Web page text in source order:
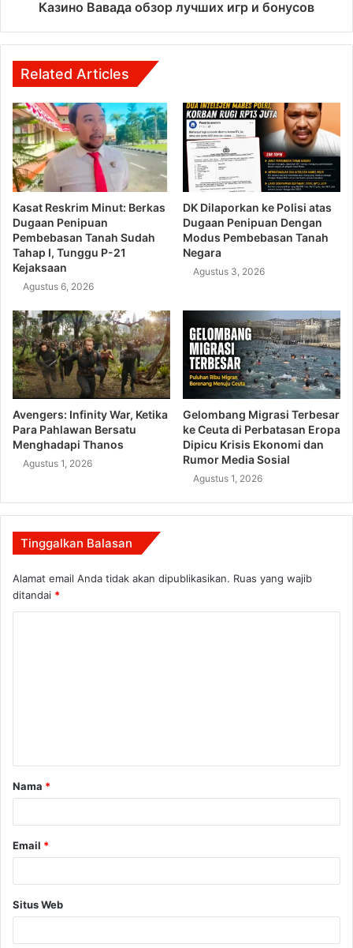
Казино Вавада обзор лучших игр и бонусов
Related Articles
Kasat Reskrim Minut: Berkas
Dugaan Penipuan
Pembebasan Tanah Sudah
Tahap I, Tunggu P-21
Kejaksaan
Agustus 6, 2026
DK Dilaporkan ke Polisi atas
Dugaan Penipuan Dengan
Modus Pembebasan Tanah
Negara
Agustus 3, 2026
Avengers: Infinity War, Ketika
Para Pahlawan Bersatu
Menghadapi Thanos
Agustus 1, 2026
Gelombang Migrasi Terbesar
ke Ceuta di Perbatasan Eropa
Dipicu Krisis Ekonomi dan
Rumor Media Sosial
Agustus 1, 2026
Tinggalkan Balasan
Alamat email Anda tidak akan dipublikasikan. Ruas yang wajib
ditandai *
a
r
Nama *
Email *
Situs Web